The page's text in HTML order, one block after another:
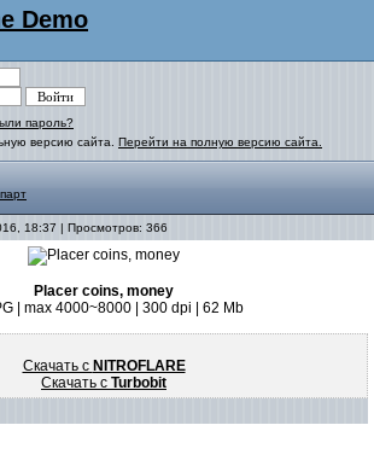
Demo
пароль?
версию сайта. Перейти на полную версию сайта.
18:37 | Просмотров: 366
Placer coins, money
| max 4000~8000 | 300 dpi | 62 Mb
Скачать с NITROFLARE
Скачать с Turbobit